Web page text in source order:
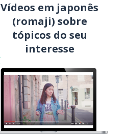
Vídeos em japonês
(romaji) sobre
tópicos do seu
interesse